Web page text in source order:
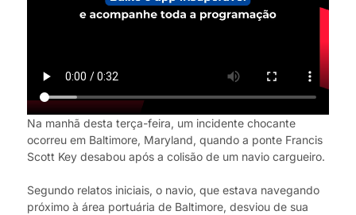
Na manhã desta terça-feira, um incidente chocante
ocorreu em Baltimore, Maryland, quando a ponte Francis
Scott Key desabou após a colisão de um navio cargueiro.
Segundo relatos iniciais, o navio, que estava navegando
próximo à área portuária de Baltimore, desviou de sua